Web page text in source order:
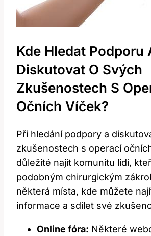
Kde Hledat Podporu
Diskutovat O Svých
Zkušenostech S
Očních Víček?
Při hledání podpory a
zkušenostech s operací
důležité najít komunitu lidí,
podobným chirurgickým
některá místa, kde můžete
informace a sdílet své
Online fóra: Některé